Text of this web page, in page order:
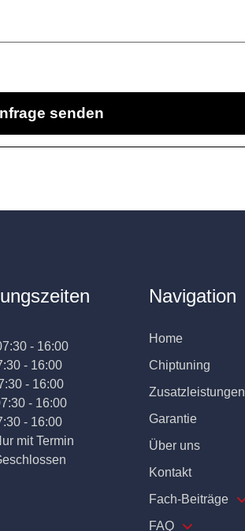
- 16:00
- 16:00
- 16:00
- 16:00
- 16:00
mit Termin
Navigation
Home
Chiptuning
Zusatzleistungen
Garantie
Über uns
Kontakt
Fach-Beiträge
FAQ